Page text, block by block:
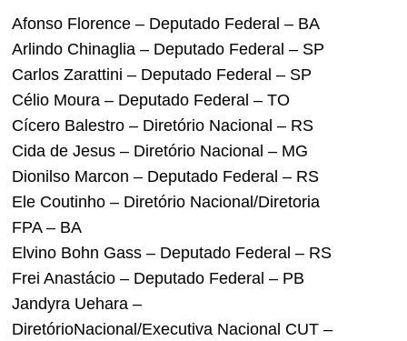
Afonso Florence – Deputado Federal – BA
Arlindo Chinaglia – Deputado Federal – SP
Carlos Zarattini – Deputado Federal – SP
Célio Moura – Deputado Federal – TO
Cícero Balestro – Diretório Nacional – RS
Cida de Jesus – Diretório Nacional – MG
Dionilso Marcon – Deputado Federal – RS
Ele Coutinho – Diretório Nacional/Diretoria
FPA – BA
Elvino Bohn Gass – Deputado Federal – RS
Frei Anastácio – Deputado Federal – PB
Jandyra Uehara –
DiretórioNacional/Executiva Nacional CUT –